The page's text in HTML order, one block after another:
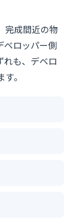
完成間近の物
ベロッパー側
れも、デベロ
。